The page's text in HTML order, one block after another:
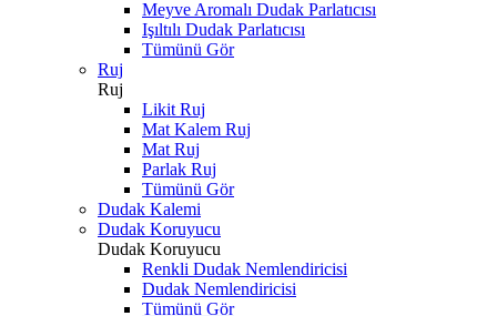
Meyve Aromalı Dudak Parlatıcısı
Işıltılı Dudak Parlatıcısı
Tümünü Gör
Ruj
Ruj
Likit Ruj
Mat Kalem Ruj
Mat Ruj
Parlak Ruj
Tümünü Gör
Dudak Kalemi
Dudak Koruyucu
Dudak Koruyucu
Renkli Dudak Nemlendiricisi
Dudak Nemlendiricisi
Tümünü Gör